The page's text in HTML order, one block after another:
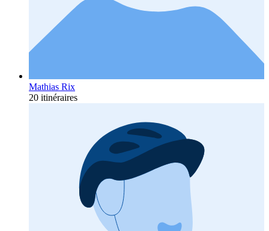
Mathias Rix
20 itinéraires